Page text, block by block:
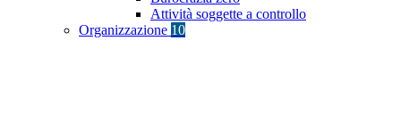
Attività soggette a controllo
Organizzazione 10